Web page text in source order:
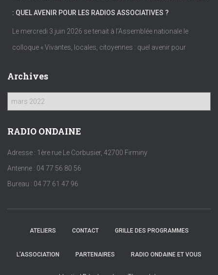
: QUEL AVENIR POUR LES RADIOS ASSOCIATIVES ?
Le mercredi 3 juin 2026 se tenait à l’Assemblée nationale le
colloque « Vivantes, locales, citoyennes : quel avenir pour
Archives
h
v
s
RADIO ONDAINE
Adresse : 1ère rue Le Corbusier, 42700 Firminy
Antenne : 04 77 56 80 56
Bureau : 04 77 61 47 96
ATELIERS CONTACT GRILLE DES PROGRAMMES
L’ASSOCIATION PARTENAIRES RADIO ONDAINE ET VOUS